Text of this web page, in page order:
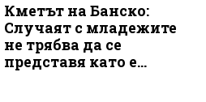
Кметът на Банско:
Случаят с младежите
не трябва да се
представя като е...